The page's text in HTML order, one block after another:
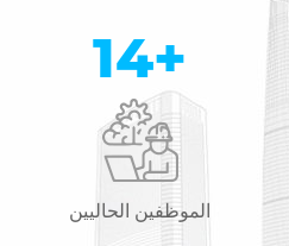
14+
الموظفين الحاليين